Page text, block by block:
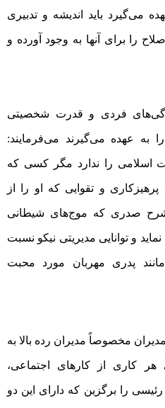
می‌گیرد باید اندیشه و تدبیری
را برای آنها به وجود آورده و
فردی و قدرت شخصیتی
به عهده می‌گیرند می‌فرمایند:
اسلامی را ندارد مگر کسی که
و تقوایی که او را از
شرح صدری که موج‌های شیطانی
و توانایی مدیریتی نیکو نسبت
پدری مهربان مورد محبت
مخصوصاً مدیران رده بالا به
هر کاری از کار‌های اجتماعی،
را برگزین که دارای این دو